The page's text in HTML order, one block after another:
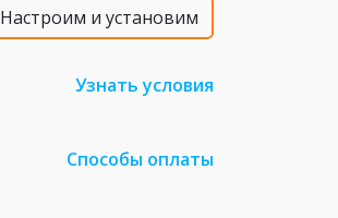
Настроим и установим
Узнать условия
Способы оплаты